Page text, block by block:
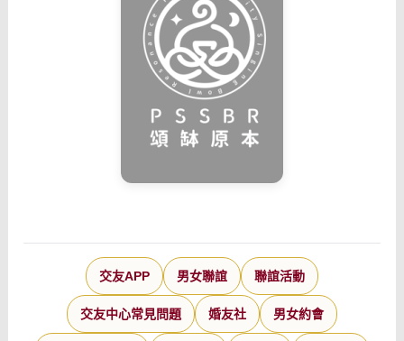
交友APP 男女聯誼 聯誼活動
交友中心常見問題 婚友社 男女約會